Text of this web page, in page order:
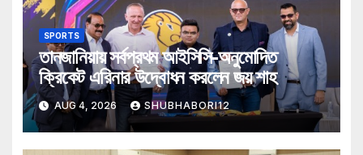
SPORTS
তানজানিয়ায় সর্বপ্রথম আইসিসি-অনুমোদিত
ক্রিকেট এরিনার উদ্বোধন করলেন জয় শাহ
AUG 4, 2026 SHUBHABORI12